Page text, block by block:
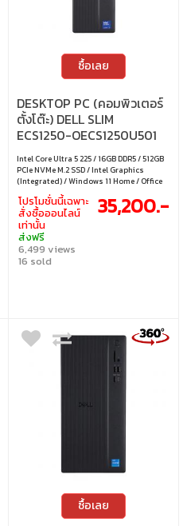
ซื้อเลย
DESKTOP PC (คอมพิวเตอร์
ตั้งโต๊ะ) DELL SLIM
ECS1250-OECS1250U501
Intel Core Ultra 5 225 / 16GB DDR5 / 512GB
PCIe NVMe M.2 SSD / Intel Graphics
(Integrated) / Windows 11 Home / Office
Home & Student 2024 / Microsoft 365
Basic
โปรโมชั่นนี้เฉพาะ
สั่งซื้อออนไลน์
เท่านั้น
ส่งฟรี
6,499 views
16 sold
35,200.-
ซื้อเลย